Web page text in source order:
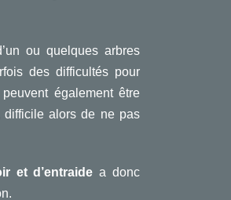
ou quelques arbres
des difficultés pour
également être
difficile alors de ne pas
et d’entraide a donc